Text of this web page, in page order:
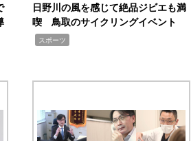
日野川の風を感じて絶品ジビエも満
喫 鳥取のサイクリングイベント
スポーツ